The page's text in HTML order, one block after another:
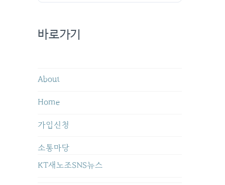
바로가기
About
Home
가입신청
소통마당
KT새노조SNS뉴스